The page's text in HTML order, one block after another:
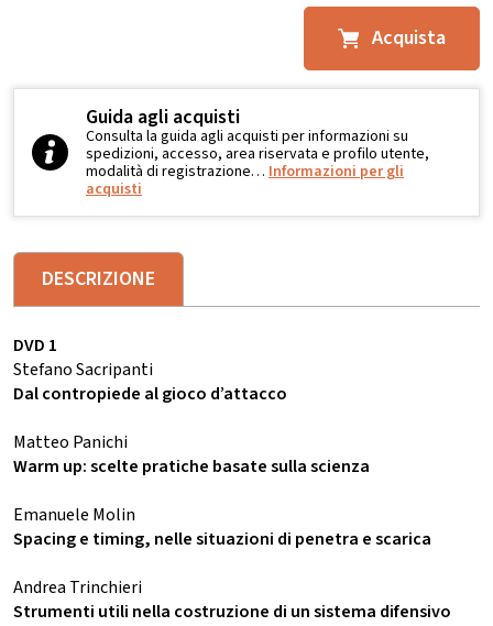
Acquista
Guida agli acquisti
Consulta la guida agli acquisti per informazioni su
spedizioni, accesso, area riservata e profilo utente,
modalità di registrazione… Informazioni per gli
acquisti
DESCRIZIONE
DVD 1
Stefano Sacripanti
Dal contropiede al gioco d’attacco
Matteo Panichi
Warm up: scelte pratiche basate sulla scienza
Emanuele Molin
Spacing e timing, nelle situazioni di penetra e scarica
Andrea Trinchieri
Strumenti utili nella costruzione di un sistema difensivo